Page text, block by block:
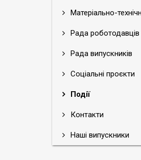
Матеріально-
Рада роботодавців
Рада випускників
Соціальні проєкти
Події
Контакти
Наші випускники